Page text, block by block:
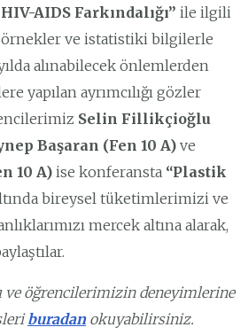
AIDS Farkındalığı” ile ilgili
örnekler ve istatistiki bilgilerle
alınabilecek önlemlerden
yapılan ayrımcılığı gözler
Selin Fillikçioğlu
Başaran (Fen 10 A) ve
10 A) ise konferansta “Plastik
bireysel tüketimlerimizi ve
mercek altına alarak,
ve öğrencilerimizin deneyimlerine
buradanokuyabilirsiniz.